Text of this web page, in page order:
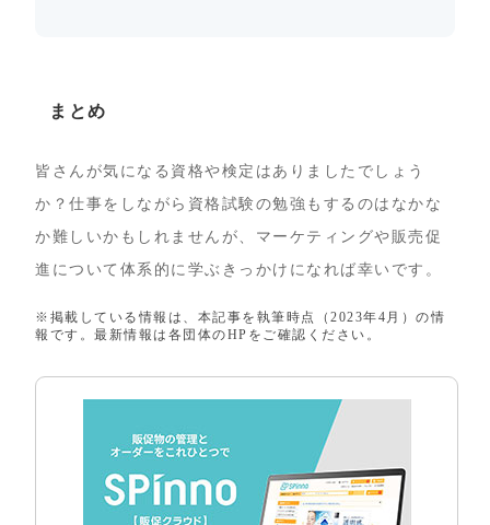
まとめ
皆さんが気になる資格や検定はありましたでしょう
か？仕事をしながら資格試験の勉強もするのはなかな
か難しいかもしれませんが、マーケティングや販売促
進について体系的に学ぶきっかけになれば幸いです。
※掲載している情報は、本記事を執筆時点（2023年4月）の情
報です。最新情報は各団体のHPをご確認ください。